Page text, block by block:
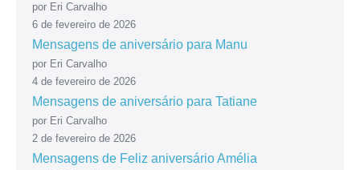
por Eri Carvalho
6 de fevereiro de 2026
Mensagens de aniversário para Manu
por Eri Carvalho
4 de fevereiro de 2026
Mensagens de aniversário para Tatiane
por Eri Carvalho
2 de fevereiro de 2026
Mensagens de Feliz aniversário Amélia